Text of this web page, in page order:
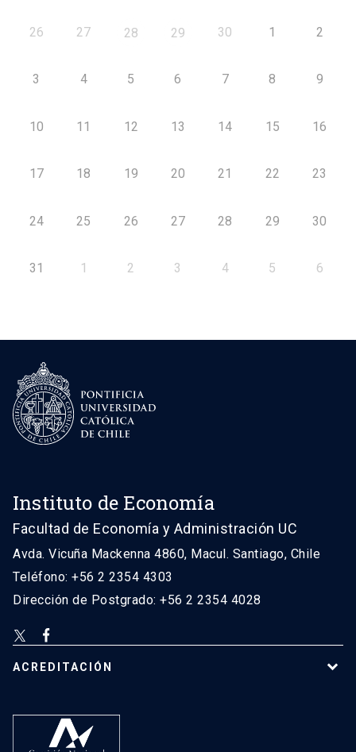
26 27 28 29 30 1 2
3 4 5 6 7 8 9
10 11 12 13 14 15 16
17 18 19 20 21 22 23
24 25 26 27 28 29 30
31 1 2 3 4 5 6
Instituto de Economía
Facultad de Economía y Administración UC
Avda. Vicuña Mackenna 4860, Macul. Santiago, Chile
Teléfono: +56 2 2354 4303
Dirección de Postgrado: +56 2 2354 4028
ACREDITACIÓN